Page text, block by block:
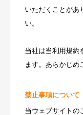
いただくことがあ
い。
当社は当利用規約
ます。あらかじめ
禁止事項について
当ウェブサイトの